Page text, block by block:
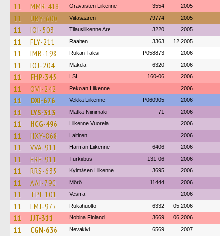
11 MMR-418 Oravaisten Liikenne 3554 2005
11 UBY-600 Viitasaaren 79774 2005
11 IOI-503 Tilausliikenne Are 3220 2005
11 FLY-211 Raahen 3363 12.2005
11 IMB-198 Rukan Taksi P058873 2006
11 IOJ-204 Mäkela 6320 2006
11 FHP-345 LSL 160-06 2006
11 OVI-242 Pekolan Liikenne 2006
11 OXI-676 Vekka Liikenne P060905 2006
11 LYS-313 Matka-Niinimäki 71 2006
11 HCG-496 Liikenne Vuorela 2006
11 HXY-868 Laitinen 2006
11 VVA-911 Härmän Liikenne 6406 2006
11 ERF-911 Turkubus 131-06 2006
11 RRS-635 Kylmäsen Liikenne 3695 2006
11 AAI-790 Mörö 11444 2006
11 TPI-101 Vesma 2006
11 LMJ-977 Rukahuolto 6332 05.2006
11 JJT-311 Nobina Finland 3669 06.2006
11 CGN-636 Nevakivi 6569 2007